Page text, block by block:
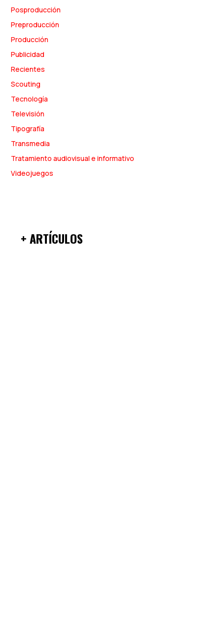
Posproducción
Preproducción
Producción
Publicidad
Recientes
Scouting
Tecnología
Televisión
Tipografía
Transmedia
Tratamiento audiovisual e informativo
Videojuegos
+ ARTÍCULOS